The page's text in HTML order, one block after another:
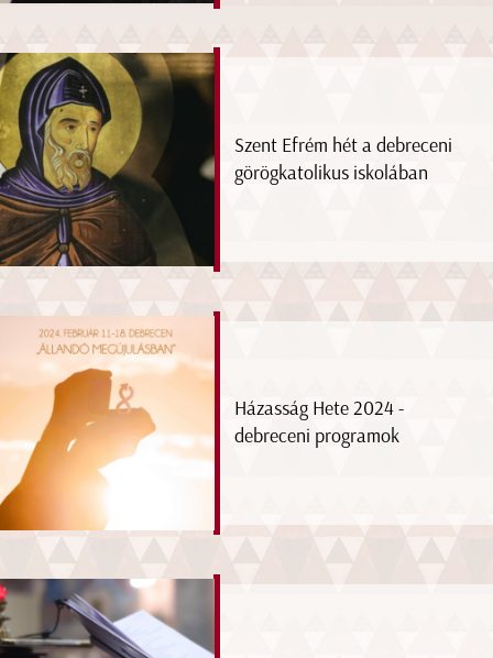
Szent Efrém hét a debreceni
görögkatolikus iskolában
Házasság Hete 2024 -
debreceni programok